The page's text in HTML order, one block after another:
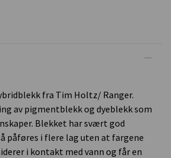
fra Tim Holtz/ Ranger.
av pigmentblekk og dyeblekk som
Blekket har svært god
påføres i flere lag uten at fargene
i kontakt med vann og får en